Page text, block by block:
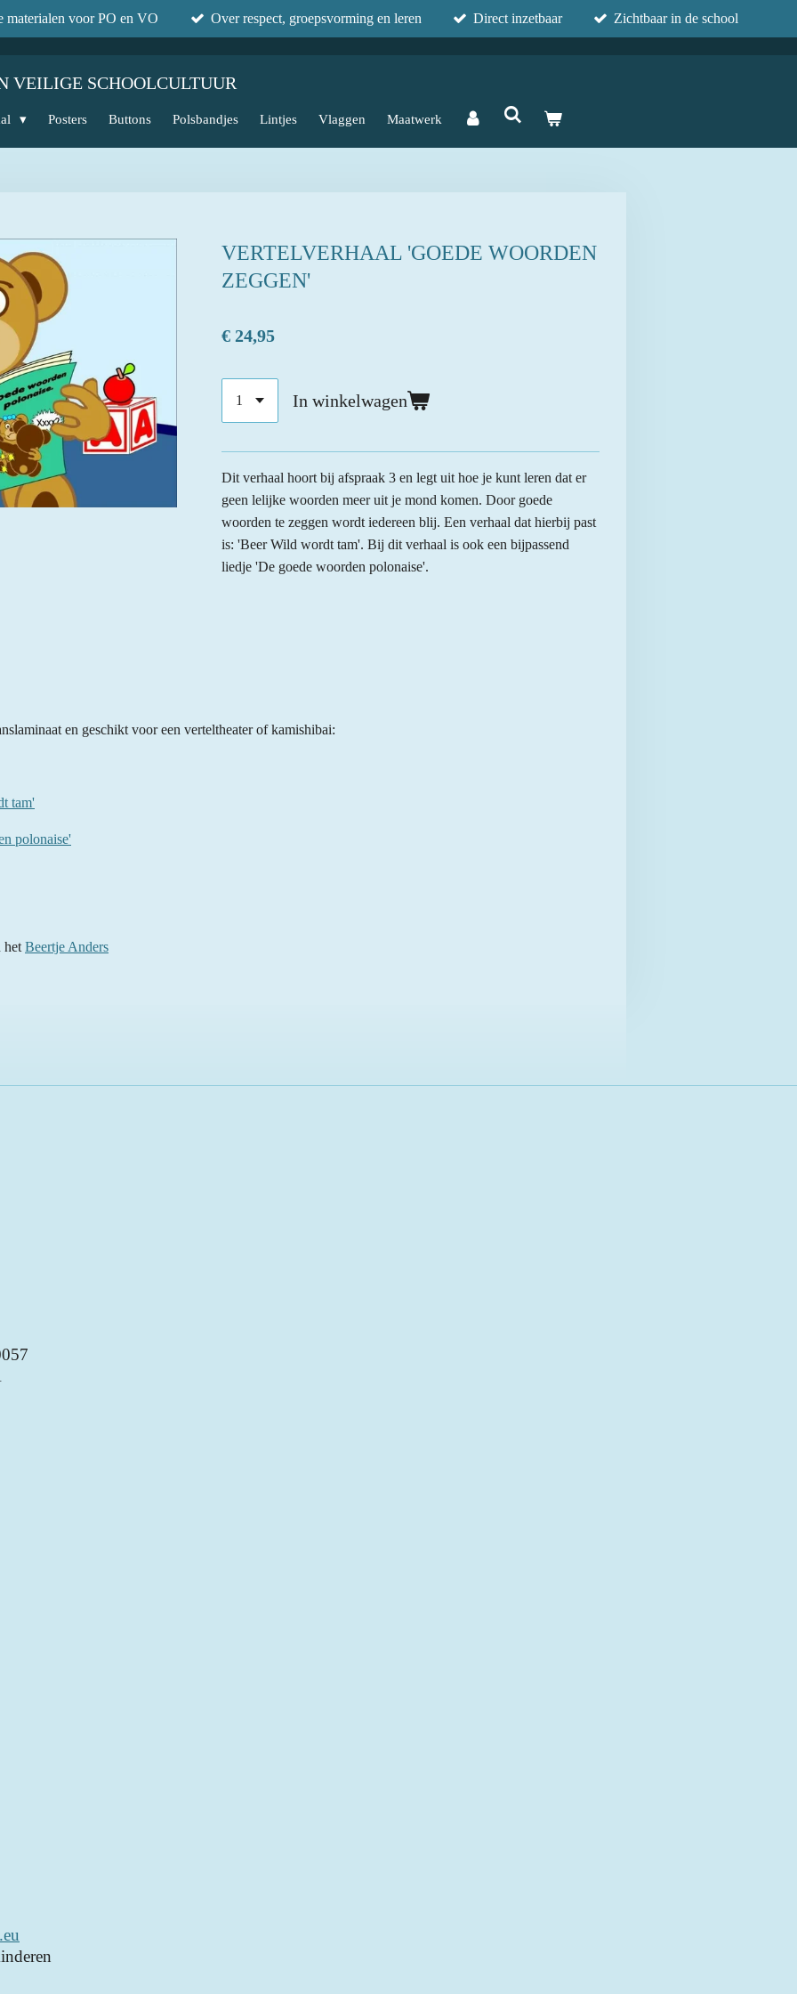
materialen voor PO en VO Over respect, groepsvorming en leren Direct inzetbaar Zichtbaar in de school
VEILIGE SCHOOLCULTUUR
Posters Buttons Polsbandjes Lintjes Vlaggen Maatwerk
VERTELVERHAAL 'GOEDE WOORDEN
ZEGGEN'
€ 24,95
In winkelwagen
Dit verhaal hoort bij afspraak 3 en legt uit hoe je kunt leren dat er
geen lelijke woorden meer uit je mond komen. Door goede
woorden te zeggen wordt iedereen blij. Een verhaal dat hierbij past
is: 'Beer Wild wordt tam'. Bij dit verhaal is ook een bijpassend
liedje 'De goede woorden polonaise'.
en geschikt voor een verteltheater of kamishibai:
tam'
polonaise'
het Beertje Anders